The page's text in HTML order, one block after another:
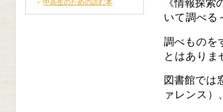
中高生のための読む本
《情報探
いて調べる
調べものを
とはありま
図書館では
ァレンス）